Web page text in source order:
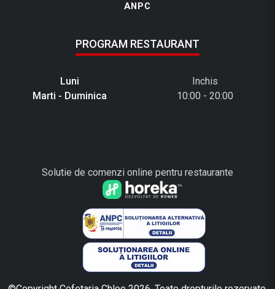
ANPC
PROGRAM RESTAURANT
Luni
Inchis
Marti - Duminica
10:00 - 20:00
Solutie de comenzi online pentru restaurante